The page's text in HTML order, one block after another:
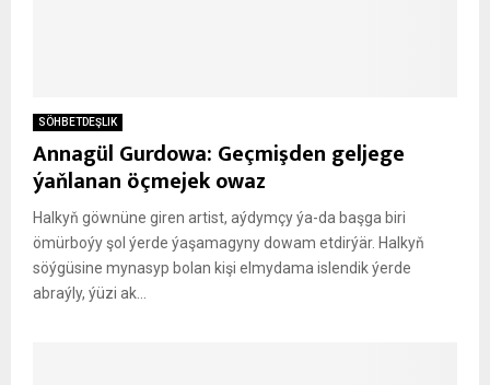
SÖHBETDEŞLIK
Annagül Gurdowa: Geçmişden geljege
ýaňlanan öçmejek owaz
Halkyň göwnüne giren artist, aýdymçy ýa-da başga biri
ömürboýy şol ýerde ýaşamagyny dowam etdirýär. Halkyň
söýgüsine mynasyp bolan kişi elmydama islendik ýerde
abraýly, ýüzi ak...